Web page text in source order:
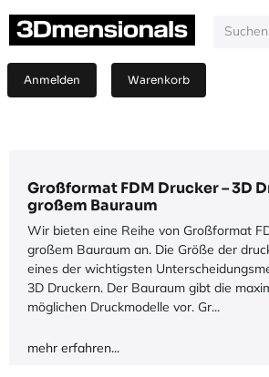
Anmelden Warenkorb
Großformat FDM Drucker – 3D
großem Bauraum
Wir bieten eine Reihe von Großformat
großem Bauraum an. Die Größe der
eines der wichtigsten
3D Druckern. Der Bauraum gibt die
möglichen Druckmodelle vor. Gr...
mehr erfahren...